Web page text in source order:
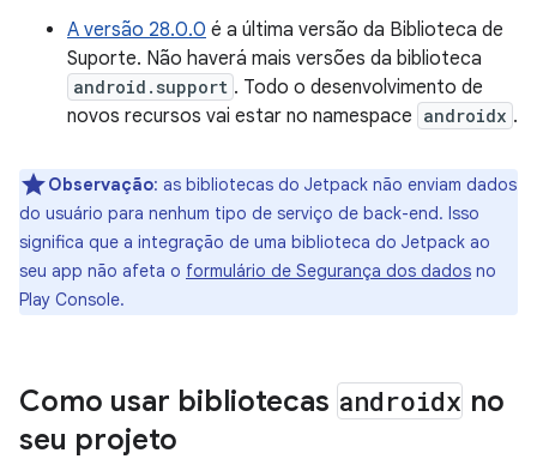
A versão 28.0.0 é a última versão da Biblioteca de
Suporte. Não haverá mais versões da biblioteca
android.support . Todo o desenvolvimento de
novos recursos vai estar no namespace androidx .
Observação: as bibliotecas do Jetpack não enviam dados
do usuário para nenhum tipo de serviço de back-end. Isso
significa que a integração de uma biblioteca do Jetpack ao
seu app não afeta o formulário de Segurança dos dados no
Play Console.
Como usar bibliotecas androidx no
seu projeto